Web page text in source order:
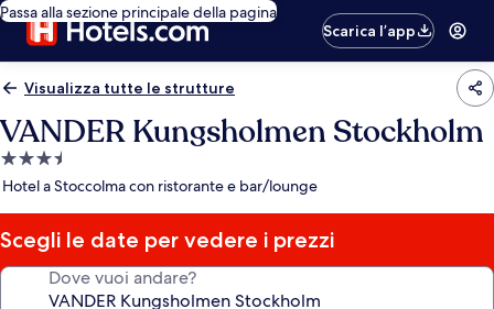
Passa alla sezione principale della pagina
Scarica l’app
Visualizza tutte le strutture
VANDER Kungsholmen Stockholm
Struttura
a
stelle
Hotel a Stoccolma con ristorante e bar/lounge
Scegli le date per vedere i prezzi
Dove vuoi andare?